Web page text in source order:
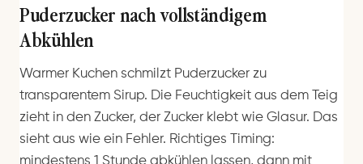
Puderzucker nach vollständigem
Abkühlen
Warmer Kuchen schmilzt Puderzucker zu
transparentem Sirup. Die Feuchtigkeit aus dem Teig
zieht in den Zucker, der Zucker klebt wie Glasur. Das
sieht aus wie ein Fehler. Richtiges Timing:
mindestens 1 Stunde abkühlen lassen, dann mit